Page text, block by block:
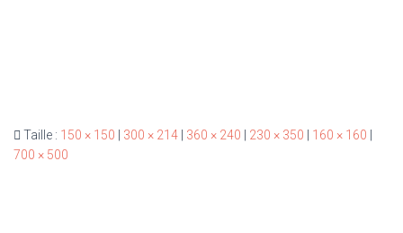
Taille : 150 × 150 | 300 × 214 | 360 × 240 | 230 × 350 | 160 × 160 |
700 × 500